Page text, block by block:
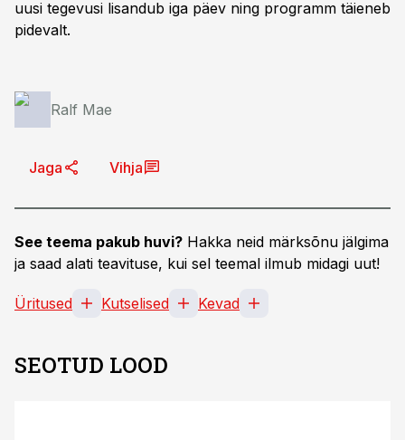
uusi tegevusi lisandub iga päev ning programm täieneb
pidevalt.
Ralf Mae
Jaga Vihja
See teema pakub huvi? Hakka neid märksõnu jälgima
ja saad alati teavituse, kui sel teemal ilmub midagi uut!
Üritused Kutselised Kevad
SEOTUD LOOD